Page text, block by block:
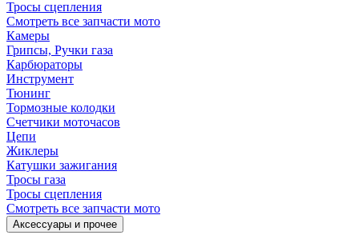
Тросы сцепления
Смотреть все запчасти мото
Камеры
Грипсы, Ручки газа
Карбюраторы
Инструмент
Тюнинг
Тормозные колодки
Счетчики моточасов
Цепи
Жиклеры
Катушки зажигания
Тросы газа
Тросы сцепления
Смотреть все запчасти мото
Аксессуары и прочее